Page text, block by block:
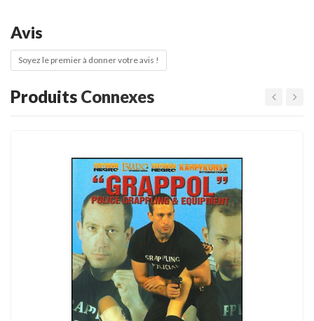
Avis
Soyez le premier à donner votre avis !
Produits Connexes